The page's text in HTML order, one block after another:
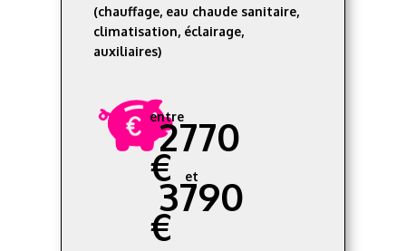
(chauffage, eau chaude sanitaire,
climatisation, éclairage,
auxiliaires)
entre
2770
€ et
3790
€